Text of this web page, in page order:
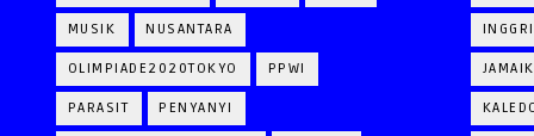
MUSIK NUSANTARA
OLIMPIADE2020TOKYO PPWI
PARASIT PENYANYI